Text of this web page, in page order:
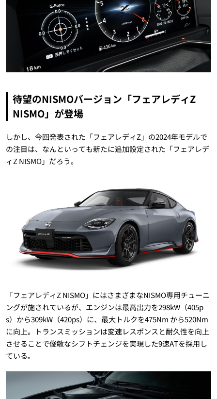
待望のNISMOバージョン「フェアレディZ
NISMO」が登場
しかし、今回発表された「フェアレディZ」の2024年モデルで
の注目は、なんといっても新たに追加設定された「フェアレデ
ィZ NISMO」だろう。
「フェアレディZ NISMO」にはさまざまなNISMO専用チューニ
ングが施されているが、エンジンは最高出力を298kW（405p
s）から309kW（420ps）に、最大トルクを475Nm から520Nm
に向上。トランスミッションは変速レスポンスと耐久性を向上
させることで俊敏なシフトチェンジを実現した9速ATを採用し
ている。